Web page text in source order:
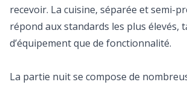
recevoir. La cuisine, séparée et semi-
répond aux standards les plus élevés,
d’équipement que de fonctionnalité.
La partie nuit se compose de